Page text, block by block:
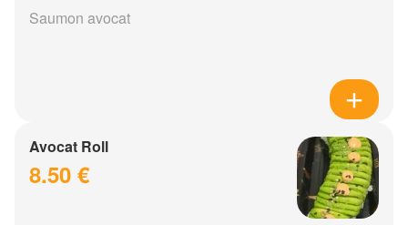
Saumon avocat
Avocat Roll
8.50 €